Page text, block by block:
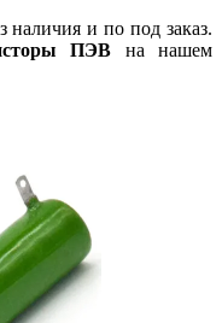
наличия и по под заказ.
ПЭВ на нашем